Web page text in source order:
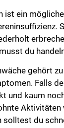
ist ein
du
gehört
Falls
und kaum
Aktivitäten
solltest du